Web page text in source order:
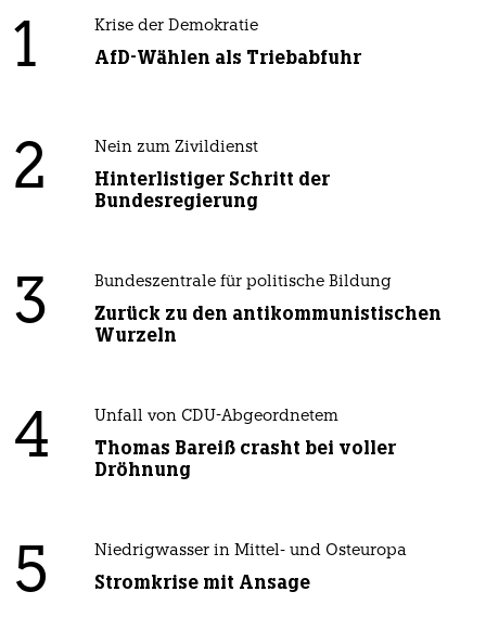
1 Krise der Demokratie
AfD-Wählen als Triebabfuhr
2 Nein zum Zivildienst
Hinterlistiger Schritt der
Bundesregierung
3 Bundeszentrale für politische Bildung
Zurück zu den antikommunistischen
Wurzeln
4 Unfall von CDU-Abgeordnetem
Thomas Bareiß crasht bei voller
Dröhnung
5 Niedrigwasser in Mittel- und Osteuropa
Stromkrise mit Ansage